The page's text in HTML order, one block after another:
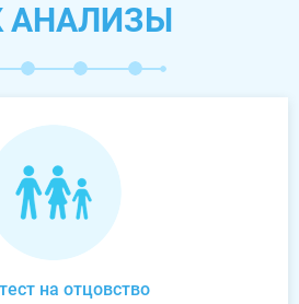
АНАЛИЗЫ
на отцовство